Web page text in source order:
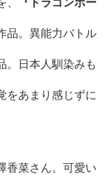
品。異能力バトル
。日本人馴染みも
をあまり感じずに
香菜さん。可愛い